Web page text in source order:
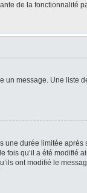
de la fonctionnalité
un message. Une liste
une durée limitée
qu’il a été modifié
ont modifié le